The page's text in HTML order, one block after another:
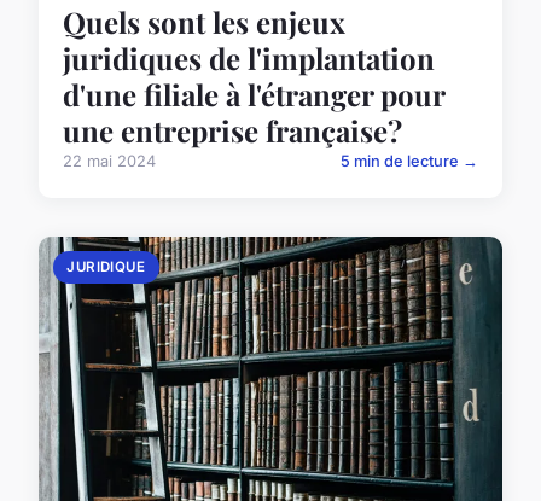
Quels sont les enjeux
juridiques de l'implantation
d'une filiale à l'étranger pour
une entreprise française?
22 mai 2024 5 min de lecture →
JURIDIQUE